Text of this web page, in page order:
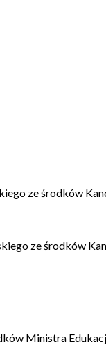
ze środków
ze środków
Ministra